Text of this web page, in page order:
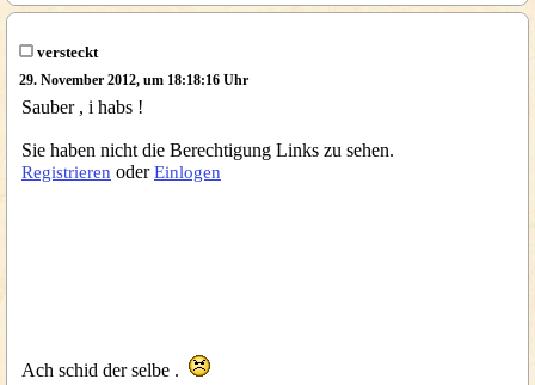
versteckt
29. November 2012, um 18:18:16 Uhr
Sauber , i habs !
Sie haben nicht die Berechtigung Links zu sehen.
Registrieren oderEinlogen
Ach schid der selbe .